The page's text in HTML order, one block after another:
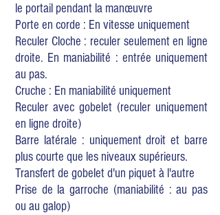
le portail pendant la manœuvre
Porte en corde : En vitesse uniquement
Reculer Cloche : reculer seulement en ligne
droite. En maniabilité : entrée uniquement
au pas.
Cruche : En maniabilité uniquement
Reculer avec gobelet (reculer uniquement
en ligne droite)
Barre latérale : uniquement droit et barre
plus courte que les niveaux supérieurs.
Transfert de gobelet d'un piquet à l'autre
Prise de la garroche (maniabilité : au pas
ou au galop)